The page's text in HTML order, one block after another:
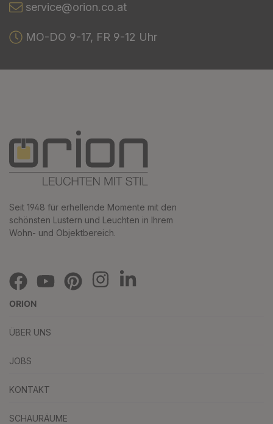
service@orion.co.at
MO-DO 9-17, FR 9-12 Uhr
Seit 1948 für erhellende Momente mit den
schönsten Lustern und Leuchten in Ihrem
Wohn- und Objektbereich.
ORION
ÜBER UNS
JOBS
KONTAKT
SCHAURÄUME